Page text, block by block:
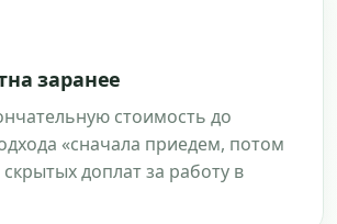
заранее
стоимость до
«сначала приедем, потом
доплат за работу в